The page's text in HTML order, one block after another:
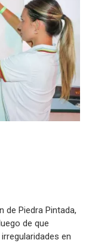
de Piedra Pintada,
de que
en